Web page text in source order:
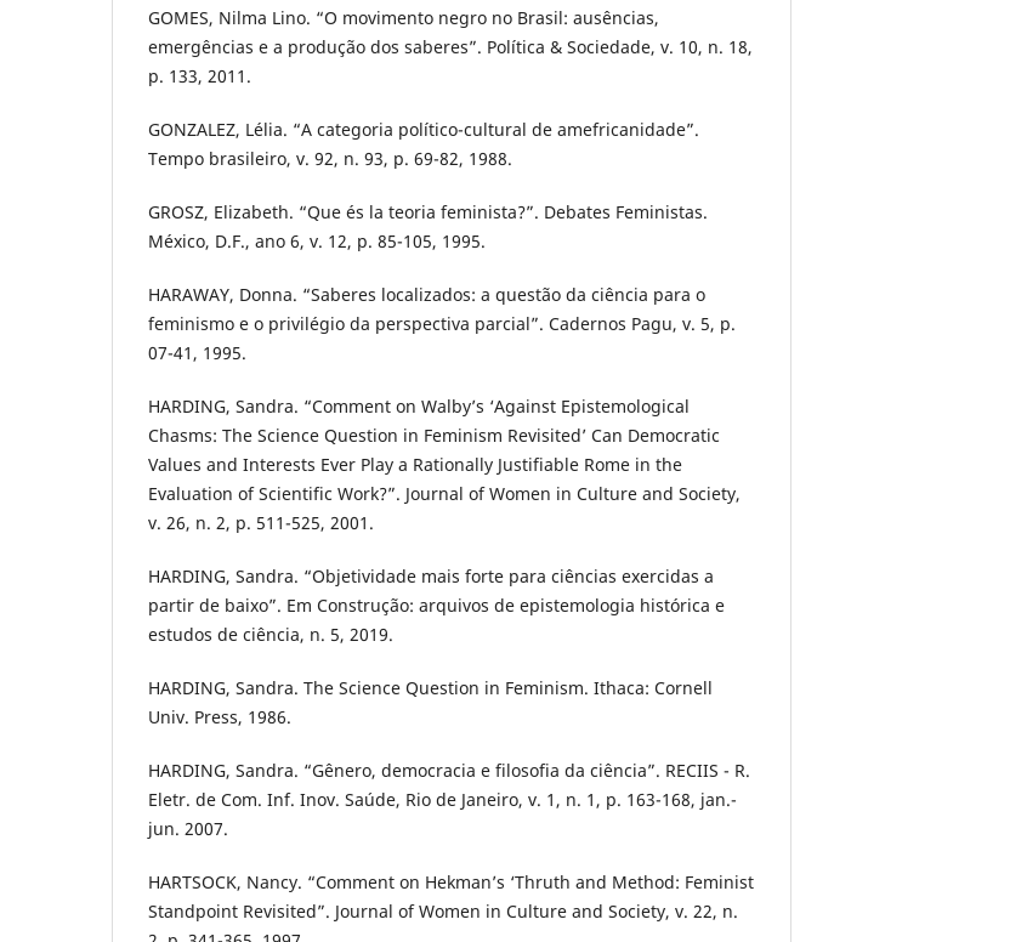
GOMES, Nilma Lino. “O movimento negro no Brasil: ausências,
emergências e a produção dos saberes”. Política & Sociedade, v. 10, n. 18,
p. 133, 2011.
GONZALEZ, Lélia. “A categoria político-cultural de amefricanidade”.
Tempo brasileiro, v. 92, n. 93, p. 69-82, 1988.
GROSZ, Elizabeth. “Que és la teoria feminista?”. Debates Feministas.
México, D.F., ano 6, v. 12, p. 85-105, 1995.
HARAWAY, Donna. “Saberes localizados: a questão da ciência para o
feminismo e o privilégio da perspectiva parcial”. Cadernos Pagu, v. 5, p.
07-41, 1995.
HARDING, Sandra. “Comment on Walby’s ‘Against Epistemological
Chasms: The Science Question in Feminism Revisited’ Can Democratic
Values and Interests Ever Play a Rationally Justifiable Rome in the
Evaluation of Scientific Work?”. Journal of Women in Culture and Society,
v. 26, n. 2, p. 511-525, 2001.
HARDING, Sandra. “Objetividade mais forte para ciências exercidas a
partir de baixo”. Em Construção: arquivos de epistemologia histórica e
estudos de ciência, n. 5, 2019.
HARDING, Sandra. The Science Question in Feminism. Ithaca: Cornell
Univ. Press, 1986.
HARDING, Sandra. “Gênero, democracia e filosofia da ciência”. RECIIS - R.
Eletr. de Com. Inf. Inov. Saúde, Rio de Janeiro, v. 1, n. 1, p. 163-168, jan.-
jun. 2007.
HARTSOCK, Nancy. “Comment on Hekman’s ‘Thruth and Method: Feminist
Standpoint Revisited”. Journal of Women in Culture and Society, v. 22, n.